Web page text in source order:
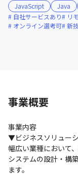
JavaScript Java
自社サービスあり
リ
オンライン選考可 新
事業概要
事業内容
▼ビジネスソリュー
幅広い業種において
システムの設計・構
ます。